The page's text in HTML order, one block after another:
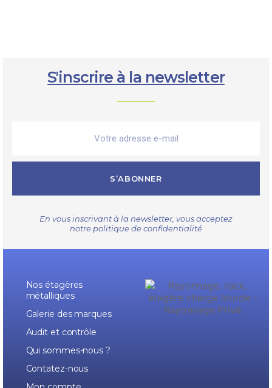
S'inscrire à la newsletter
S’ABONNER
En vous inscrivant à la newsletter, vous acceptez
notrepolitique de confidentialité
Nos étagères
métalliques
Galerie des marques
Audit et contrôle
Qui sommes-nous ?
Contatez-nous